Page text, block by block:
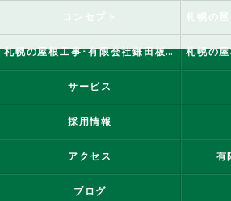
コンセプト
札幌の屋根工事･有限会社鎌田板金工業の評判
サービス
採用情報
アクセス 有
ブログ